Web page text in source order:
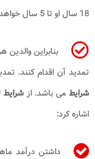
18 سال او تا 5 سال خواهد بود.
بنابراین والدین
تمدید آن اقدام کنند.
شرایطمی باشد. ازشرایط
اشاره کرد:
داشتن درآمد